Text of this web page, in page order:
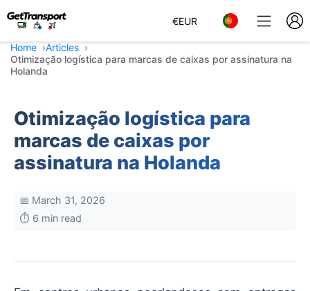
€EUR
Home
Articles
Otimização logística para marcas de caixas por assinatura na
Holanda
Otimização logística para
marcas de caixas por
assinatura na Holanda
📅 March 31, 2026
⏱️ 6 min read